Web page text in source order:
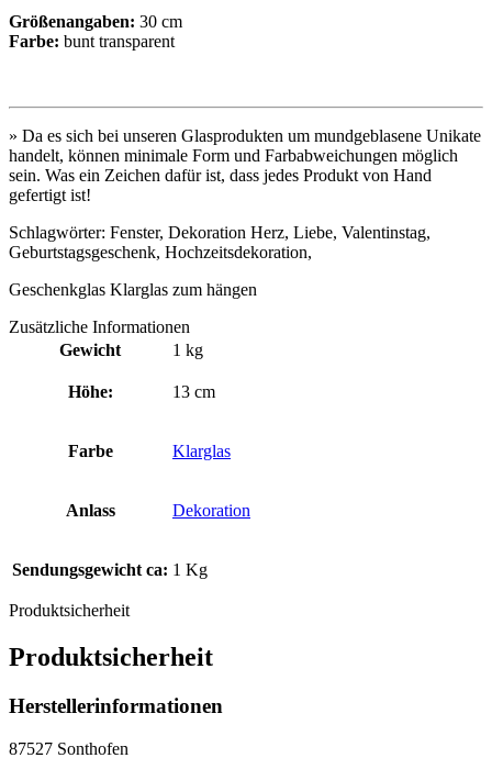
Größenangaben: 30 cm
Farbe: bunt transparent
» Da es sich bei unseren Glasprodukten um mundgeblasene Unikate
handelt, können minimale Form und Farbabweichungen möglich
sein. Was ein Zeichen dafür ist, dass jedes Produkt von Hand
gefertigt ist!
Schlagwörter: Fenster, Dekoration Herz, Liebe, Valentinstag,
Geburtstagsgeschenk, Hochzeitsdekoration,
Geschenkglas Klarglas zum hängen
Zusätzliche Informationen
Gewicht
1 kg
Höhe: 13 cm
Farbe Klarglas
Anlass Dekoration
Sendungsgewicht ca: 1 Kg
Produktsicherheit
Produktsicherheit
Herstellerinformationen
87527 Sonthofen